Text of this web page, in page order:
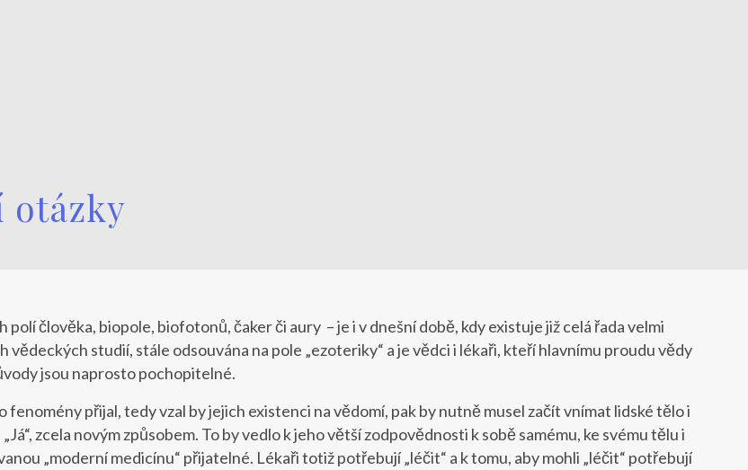
otázky
člověka, biopole, biofotonů, čaker či aury – je i v dnešní době, kdy existuje již celá řada velmi
vědeckých studií, stále odsouvána na pole „ezoteriky“ a je vědci i lékaři, kteří hlavnímu proudu vědy
jsou naprosto pochopitelné.
přijal, tedy vzal by jejich existenci na vědomí, pak by nutně musel začít vnímat lidské tělo i
zcela novým způsobem. To by vedlo k jeho větší zodpovědnosti k sobě samému, ke svému tělu i
„moderní medicínu“ přijatelné. Lékaři totiž potřebují „léčit“ a k tomu, aby mohli „léčit“ potřebují